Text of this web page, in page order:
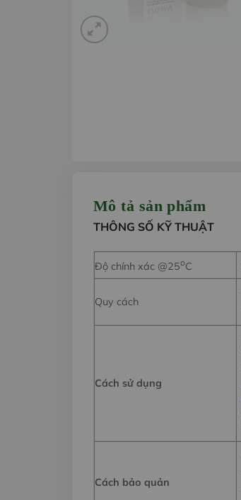
Mô tả sản phẩm
THÔNG SỐ KỸ THUẬT
Độ chính xác @25oC
Quy cách
Cách sử dụng
Cách bảo quản